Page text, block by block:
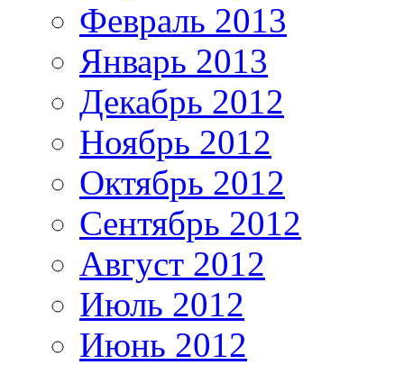
Февраль 2013
Январь 2013
Декабрь 2012
Ноябрь 2012
Октябрь 2012
Сентябрь 2012
Август 2012
Июль 2012
Июнь 2012